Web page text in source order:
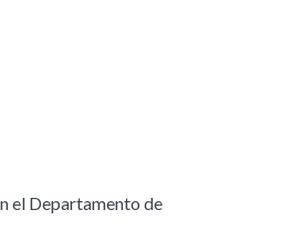
el Departamento de